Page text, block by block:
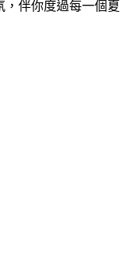
，伴你度過每一個